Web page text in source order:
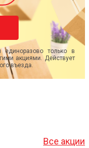
только в
акциями. Действует
въезда.
Все акции